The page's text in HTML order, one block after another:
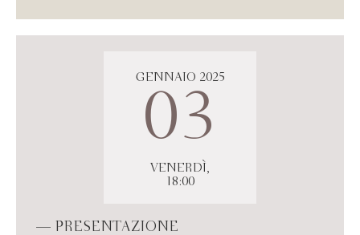
GENNAIO 2025
03
VENERDÌ,
18:00
— PRESENTAZIONE